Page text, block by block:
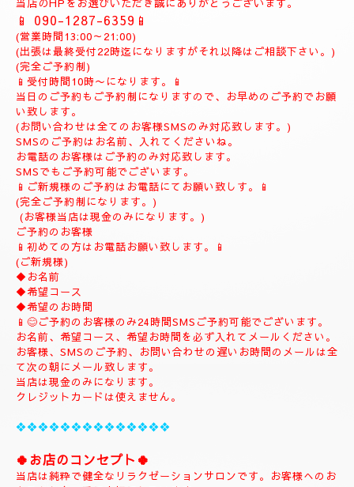
💎ご予約制💎
お電話 ( 090-1287-6359
(事前の完全ご予約制)
当日でもご予約可能でございます。
10時よりお電話でご予約の受付致します。
(土曜日は9時よりお電話受付致します)
お時間の完全ご予約制になります。
(ご予約は完全ご予約制です。)
❖❖❖❖❖❖❖❖❖❖❖❖❖❖❖❖
💎ナチュラルのホームページにようこそ
当店のHPをお選びいただき誠にありがとうございます。
📱090-1287-6359
(営業時間13:00～21:00)
(出張は最終受付22時迄になりますがそれ以降はご相談下さい。)
(完全ご予約制)
📱受付時間10時〜になります。📱
当日のご予約もご予約制になりますので、お早めのご予約でお願
い致します。
(お問い合わせは全てのお客様SMSのみ対応致します。)
SMSのご予約はお名前、入れてくださいね。
お電話のお客様はご予約のみ対応致します。
SMSでもご予約可能でございます。
📱ご新規様のご予約はお電話にてお願い致しす。📱
(お客様当店は現金のみになります。)
📱初めての方はお電話お願い致します。📱
(ご新規様)